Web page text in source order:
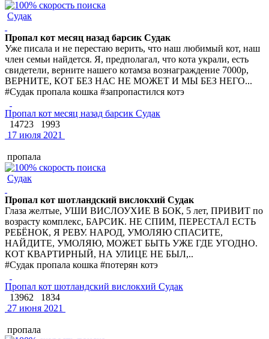
Судак
Пропал кот месяц назад барсик Судак
Уже писала и не перестаю верить, что наш любимый кот, наш
член семьи найдется. Я, предполагал, что кота украли, есть
свидетели, верните нашего котамза вознаграждение 7000р,
ВЕРНИТЕ, КОТ БЕЗ НАС НЕ МОЖЕТ И МЫ БЕЗ НЕГО...
#Судак пропала кошка #запропастился котэ
Пропал кот месяц назад барсик Судак
14723
1993
17 июля 2021
пропала
Судак
Пропал кот шотландский вислокхий Судак
Глаза желтые, УШИ ВИСЛОУХИЕ В БОК, 5 лет, ПРИВИТ по
возрасту комплекс, БАРСИК. НЕ СПИМ, ПЕРЕСТАЛ ЕСТЬ
РЕБЁНОК, Я РЕВУ. НАРОД, УМОЛЯЮ СПАСИТЕ,
НАЙДИТЕ, УМОЛЯЮ, МОЖЕТ БЫТЬ УЖЕ ГДЕ УГОДНО.
КОТ КВАРТИРНЫЙ, НА УЛИЦЕ НЕ БЫЛ,..
#Судак пропала кошка #потерян котэ
Пропал кот шотландский вислокхий Судак
13962
1834
27 июня 2021
пропала